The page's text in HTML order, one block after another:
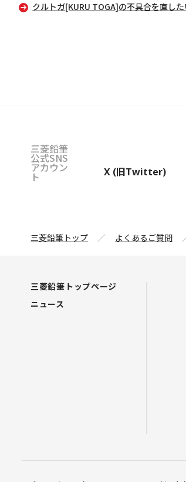
クルトガ[KURU TOGA]の不具合を直し
三菱鉛筆
公式SNS
アカウン
ト X (旧Twitter)
三菱鉛筆トップ よくあるご質問
三菱鉛筆トップページ
ニュース